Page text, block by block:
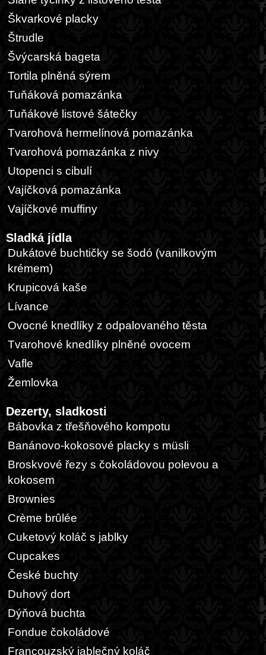
Škvarkové placky
Štrudle
Švýcarská bageta
Tortila plněná sýrem
Tuňáková pomazánka
Tuňákové listové šátečky
Tvarohová hermelínová pomazánka
Tvarohová pomazánka z nivy
Utopenci s cibulí
Vajíčková pomazánka
Vajíčkové muffiny
Sladká jídla
Dukátové buchtičky se šodó (vanilkovým
krémem)
Krupicová kaše
Lívance
Ovocné knedlíky z odpalovaného těsta
Tvarohové knedlíky plněné ovocem
Vafle
Žemlovka
Dezerty, sladkosti
Bábovka z třešňového kompotu
Banánovo-kokosové placky s müsli
Broskvové řezy s čokoládovou polevou a
kokosem
Brownies
Crème brûlée
Cuketový koláč s jablky
Cupcakes
České buchty
Duhový dort
Dýňová buchta
Fondue čokoládové
Francouzský jablečný koláč